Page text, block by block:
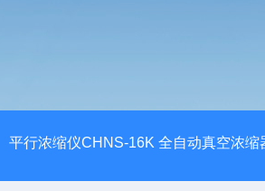
平行浓缩仪CHNS-16K 全自动真空浓缩